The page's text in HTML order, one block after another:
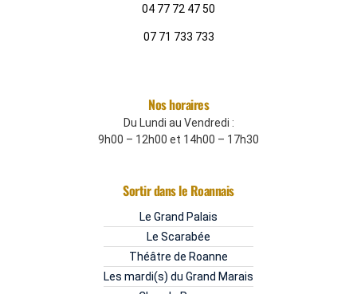
04 77 72 47 50
07 71 733 733
Nos horaires
Du Lundi au Vendredi :
9h00 – 12h00 et 14h00 – 17h30
Sortir dans le Roannais
Le Grand Palais
Le Scarabée
Théâtre de Roanne
Les mardi(s) du Grand Marais